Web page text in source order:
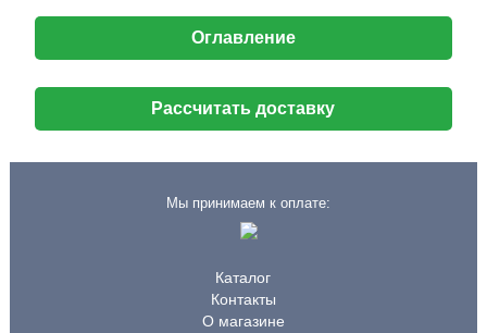
Оглавление
Рассчитать доставку
Мы принимаем к оплате:
Каталог
Контакты
О магазине